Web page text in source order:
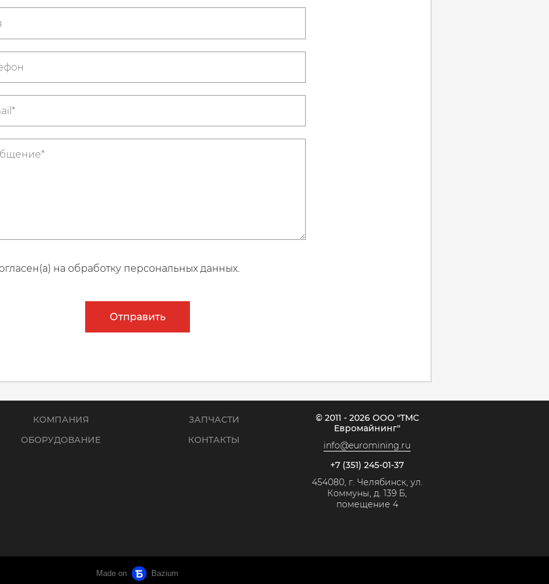
на обработку персональных данных.
Отправить
КОМПАНИЯ
ОБОРУДОВАНИЕ
ЗАПЧАСТИ
КОНТАКТЫ
© 2011 - 2026 ООО "ТМС
Евромайнинг"
info@euromining.ru
+7 (351) 245-01-37
454080, г. Челябинск, ул.
Коммуны, д. 139 Б,
помещение 4
Made on Bazium